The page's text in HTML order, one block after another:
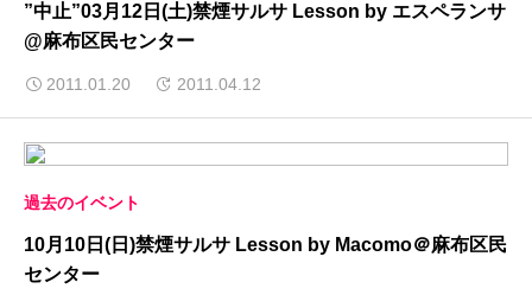
”中止”03月12日(土)禁煙サルサ Lesson by エスペランサ
@麻布区民センター
2011.01.20 2011.04.12
過去のイベント
10月10日(日)禁煙サルサ Lesson by Macomo＠麻布区民
センター